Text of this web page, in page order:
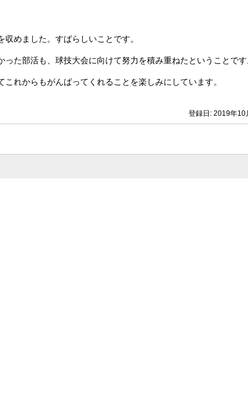
めました。すばらしいことです。
た部活も、球技大会に向けて努力を積み重ねたということです
れからもがんばってくれることを楽しみにしています。
登録日: 2019年10